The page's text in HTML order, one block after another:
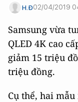
H.Đ02/04/2019
Samsung vừa
QLED 4K cao
giảm 15 triệu
triệu đồng.
Cụ thể, hai